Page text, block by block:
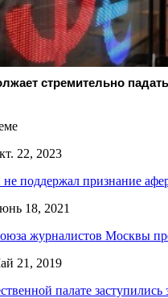
стремительно падать
22, 2023
поддержал признание
18, 2021
журналистов Москвы
21, 2019
палате